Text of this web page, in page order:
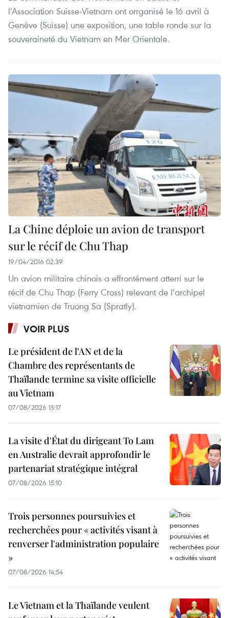
l’Association Suisse-Vietnam ont orrganisé le 16 avril à
Genève (Suisse) une exposition, une table ronde sur la
souveraineté du Vietnam en Mer Orientale.
La Chine déploie un avion de transport
sur le récif de Chu Thap
19/04/2016 02:39
Un avion militaire chinois a effrontément atterri sur le
récif de Chu Thap (Ferry Cross) relevant de l’archipel
vietnamien de Truong Sa (Spratly).
VOIR PLUS
Le président de l'AN et de la
Chambre des représentants de
Thaïlande termine sa visite officielle
au Vietnam
07/08/2026 15:17
La visite d'État du dirigeant To Lam
en Australie devrait approfondir le
partenariat stratégique intégral
07/08/2026 15:10
Trois personnes poursuivies et
recherchées pour « activités visant à
renverser l'administration populaire
»
07/08/2026 14:54
Le Vietnam et la Thaïlande veulent